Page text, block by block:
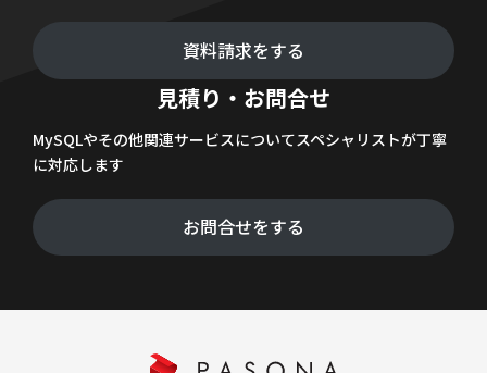
資料請求をする
見積り・お問合せ
MySQLやその他関連サービスについてスペシャリストが丁寧
に対応します
お問合せをする